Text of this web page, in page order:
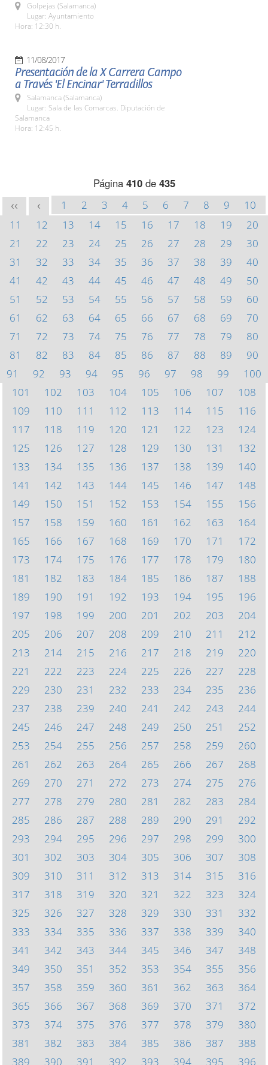
Golpejas (Salamanca)
Lugar: Ayuntamiento
Hora: 12:30 h.
11/08/2017
Presentación de la X Carrera Campo
a Través 'El Encinar' Terradillos
Salamanca (Salamanca)
Lugar: Sala de las Comarcas. Diputación de
Salamanca
Hora: 12:45 h.
Página 410de 435
<< < 1 2 3 4 5 6 7 8 9
10
11
12 13 14 15 16 17 18 19
20
21
22 23 24 25 26 27 28 29
30
31
32 33 34 35 36 37 38 39
40
41
42 43 44 45 46 47 48 49
50
51
52 53 54 55 56 57 58 59
60
61
62 63 64 65 66 67 68 69
70
71
72 73 74 75 76 77 78 79
80
81
82 83 84 85 86 87 88 89
90
91
92 93 94 95 96 97 98 99
100
101
102 103 104 105 106 107
108
109
110 111 112 113 114 115
116
117
118 119 120 121 122 123
124
125
126 127 128 129 130 131
132
133
134 135 136 137 138 139
140
141
142 143 144 145 146 147
148
149
150 151 152 153 154 155
156
157
158 159 160 161 162 163
164
165
166 167 168 169 170 171
172
173
174 175 176 177 178 179
180
181
182 183 184 185 186 187
188
189
190 191 192 193 194 195
196
197
198 199 200 201 202 203
204
205
206 207 208 209 210 211
212
213
214 215 216 217 218 219
220
221
222 223 224 225 226 227
228
229
230 231 232 233 234 235
236
237
238 239 240 241 242 243
244
245
246 247 248 249 250 251
252
253
254 255 256 257 258 259
260
261
262 263 264 265 266 267
268
269
270 271 272 273 274 275
276
277
278 279 280 281 282 283
284
285
286 287 288 289 290 291
292
293
294 295 296 297 298 299
300
301
302 303 304 305 306 307
308
309
310 311 312 313 314 315
316
317
318 319 320 321 322 323
324
325
326 327 328 329 330 331
332
333
334 335 336 337 338 339
340
341
342 343 344 345 346 347
348
349
350 351 352 353 354 355
356
357
358 359 360 361 362 363
364
365
366 367 368 369 370 371
372
373
374 375 376 377 378 379
380
381
382 383 384 385 386 387
388
389
390 391 392 393 394 395 396